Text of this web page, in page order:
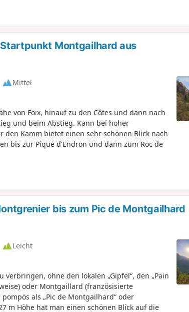
Montgailhard aus
Mittel
von Foix, hinauf zu den Côtes und dann nach
und beim Abstieg. Kann bei hoher
Kamm bietet einen sehr schönen Blick nach
bis zur Pique d'Endron und dann zum Roc de
bis zum Pic de Montgailhard
Leicht
ohne den lokalen „Gipfel“, den „Pain
oder Montgaillard (französisierte
als „Pic de Montgailhard“ oder
m Höhe hat man einen schönen Blick auf die